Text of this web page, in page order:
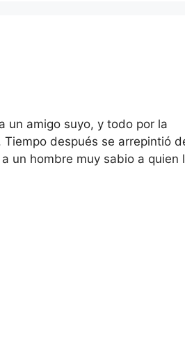
un amigo suyo, y todo por la
después se arrepintió
un hombre muy sabio a quien